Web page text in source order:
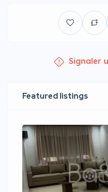
Signaler
Featured listings